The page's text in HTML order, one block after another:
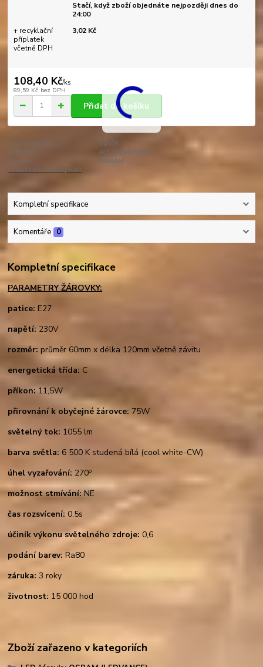
Stačí, když zboží objednáte nejpozději dnes do
24:00
+ recyklační
příplatek
včetně DPH
3,02 Kč
108,40 Kč/ks
89,59 Kč bez DPH
Přidat do košíku
Číslo produktu:
V1035
EAN kód:
4052899971042
Výrobce:
OSRAM
Hlídat cenu / dostupnost
Kompletní specifikace
Komentáře 0
Kompletní specifikace
PARAMETRY ŽÁROVKY:
patice: E27
napětí: 230V
rozměr: průměr 60mm x délka 120mm včetně závitu
energetická třída: C
příkon: 11,5W
přirovnání k obyčejné žárovce: 75W
světelný tok: 1055 lm
barva světla: 6 500 K studená bílá (cool white-CW)
úhel vyzařování: 270o
možnost stmívání:NE
čas rozsvícení: 0,5s
účiník výkonu světelného zdroje: 0,6
podání barev: Ra80
záruka: 3 roky
životnost: 15 000 hod
Zboží zařazeno v kategoriích